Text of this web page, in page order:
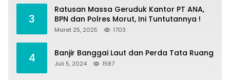
3
Ratusan Massa Geruduk Kantor PT ANA,
BPN dan Polres Morut, Ini Tuntutannya !
Maret 25, 2025 1703
4 Banjir Banggai Laut dan Perda Tata Ruang
Juli 5, 2024 1587